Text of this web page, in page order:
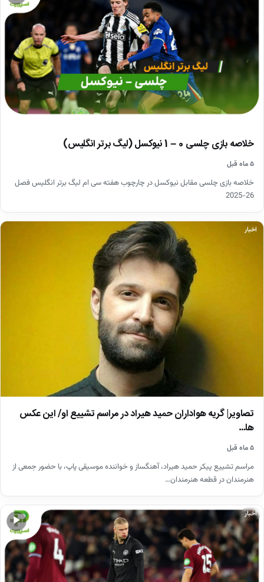
خلاصه بازی چلسی 0 – 1 نیوکسل (لیگ برتر انگلیس)
۵ ماه قبل
خلاصه بازی چلسی مقابل نیوکسل در چارچوب هفته سی ام لیگ برتر انگلیس فصل
26-2025
اخبار
تصاویر| گریه هواداران حمید هیراد در مراسم تشییع او/ این عکس
ها…
۵ ماه قبل
مراسم تشییع پیکر حمید هیراد، آهنگساز و خواننده موسیقی پاپ، با حضور جمعی از
هنرمندان در قطعه هنرمندان…
▶
اخبار